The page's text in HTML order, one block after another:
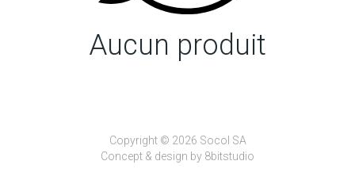
Aucun produit
Copyright © 2026 Socol SA
Concept & design by 8bitstudio